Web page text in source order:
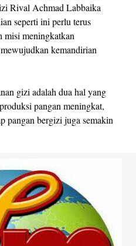
Rival Achmad Labbaika
seperti ini perlu terus
misi meningkatkan
kemandirian
gizi adalah dua hal yang
pangan meningkat,
pangan bergizi juga semakin